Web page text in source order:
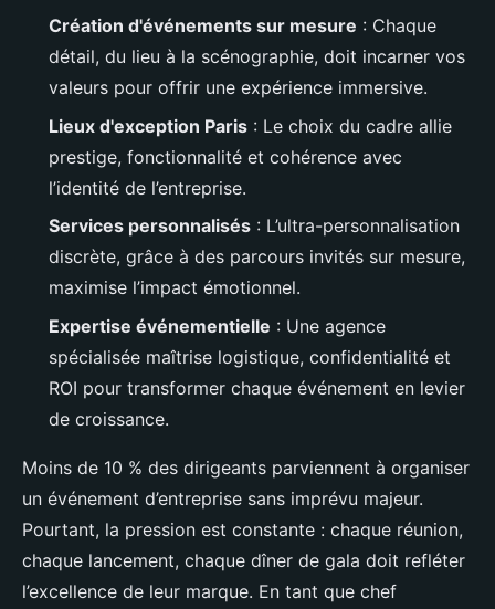
Création d'événements sur mesure : Chaque
détail, du lieu à la scénographie, doit incarner vos
valeurs pour offrir une expérience immersive.
Lieux d'exception Paris : Le choix du cadre allie
prestige, fonctionnalité et cohérence avec
l’identité de l’entreprise.
Services personnalisés : L’ultra-personnalisation
discrète, grâce à des parcours invités sur mesure,
maximise l’impact émotionnel.
Expertise événementielle : Une agence
spécialisée maîtrise logistique, confidentialité et
ROI pour transformer chaque événement en levier
de croissance.
Moins de 10 % des dirigeants parviennent à organiser
un événement d’entreprise sans imprévu majeur.
Pourtant, la pression est constante : chaque réunion,
chaque lancement, chaque dîner de gala doit refléter
l’excellence de leur marque. En tant que chef